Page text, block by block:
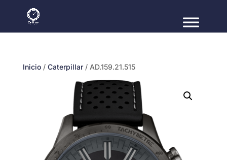
Inicio/ Caterpillar/ AD.159.21.515